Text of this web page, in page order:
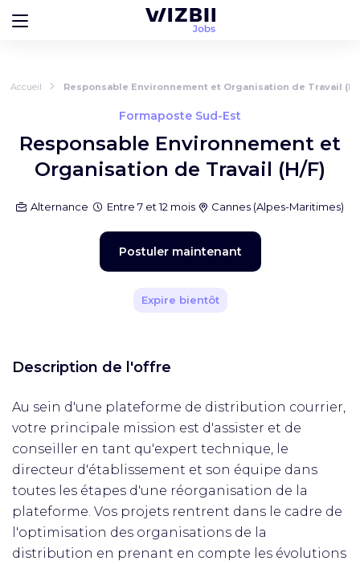
Accueil Responsable Environnement et Organisation de Travail (H/
Formaposte Sud-Est
Responsable Environnement et
Organisation de Travail (H/F)
Alternance Entre 7 et 12 mois Cannes(Alpes-Maritimes)
Postuler maintenant
Expire bientôt
Description de l'offre
Au sein d'une plateforme de distribution courrier,
votre principale mission est d'assister et de
conseiller en tant qu'expert technique, le
directeur d'établissement et son équipe dans
toutes les étapes d'une réorganisation de la
plateforme. Vos projets rentrent dans le cadre de
l'optimisation des organisations de la
distribution en prenant en compte les évolutions